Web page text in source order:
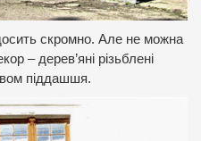
скромно. Але не можна
– дерев’яні різьблені
піддашшя.